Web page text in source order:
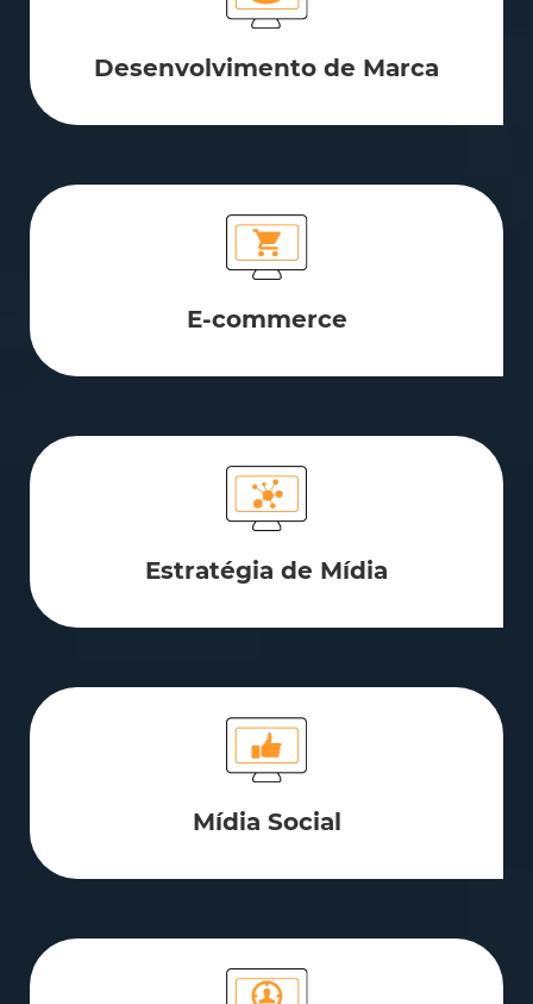
Desenvolvimento de Marca
E-commerce
Estratégia de Mídia
Mídia Social